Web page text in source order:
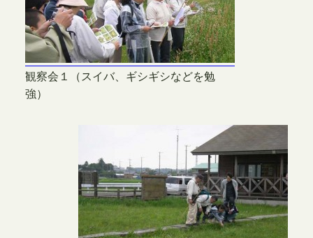
観察会１（スイバ、ギシギシなどを勉
強）